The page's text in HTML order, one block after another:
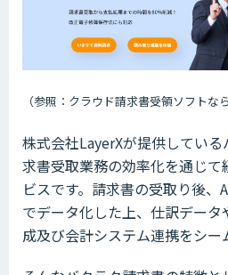
（参照：クラウド請求書受領ソフトな
株式会社LayerXが提供してい
求書受取業務の効率化を通じて
ビスです。請求書の受取り後、
でデータ化した上、仕訳デー
成及び会計システム連携をシー